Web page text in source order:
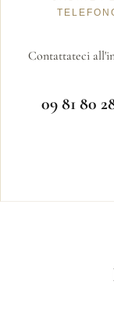
Contattateci
09 81 80